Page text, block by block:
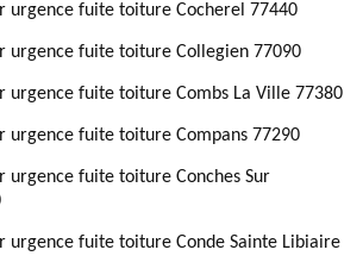
urgence fuite toiture Cocherel 77440
urgence fuite toiture Collegien 77090
urgence fuite toiture Combs La Ville 77380
urgence fuite toiture Compans 77290
urgence fuite toiture Conches Sur
urgence fuite toiture Conde Sainte Libiaire